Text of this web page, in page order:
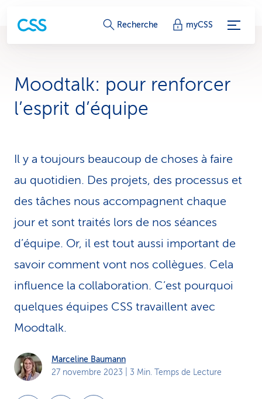
L
n
s
e
s
i
c
Recherche myCSS
Moodtalk: pour ren­forcer
l’esprit d’équipe
Il y a toujours beaucoup de choses à faire
au quotidien. Des projets, des processus et
des tâches nous accompagnent chaque
jour et sont traités lors de nos séances
d’équipe. Or, il est tout aussi important de
savoir comment vont nos collègues. Cela
influence la collaboration. C’est pourquoi
quelques équipes CSS travaillent avec
Moodtalk.
Marceline Baumann
27 novembre 2023 | 3 Min. Temps de Lecture